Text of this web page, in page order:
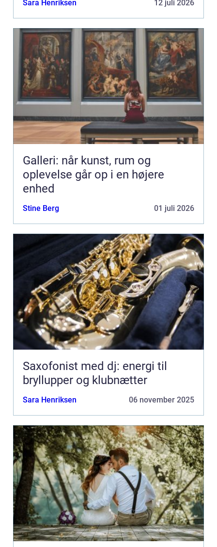
Sara Henriksen 12 juli 2026
Galleri: når kunst, rum og
oplevelse går op i en højere
enhed
Stine Berg 01 juli 2026
Saxofonist med dj: energi til
bryllupper og klubnætter
Sara Henriksen 06 november 2025